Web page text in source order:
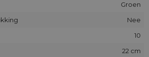
Groen
Nee
10
22 cm